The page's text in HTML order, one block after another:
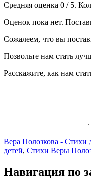
Средняя оценка 0 / 5.
Оценок пока нет.
Сожалеем, что вы
Позвольте нам стать
Расскажите, как нам
Вера Полозкова - Стихи
детей, Стихи Веры
Навигация по